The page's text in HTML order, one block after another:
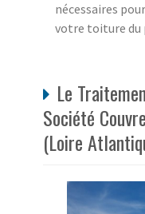
nécessaires
votre toiture du
Le
Société
(Loire